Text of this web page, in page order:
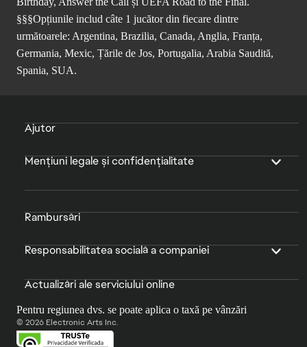
§§§Opțiunile includ câte 1 jucător din fiecare dintre
următoarele: Argentina, Brazilia, Canada, Anglia, Franța,
Germania, Mexic, Țările de Jos, Portugalia, Arabia Saudită,
Spania, SUA.
Ajutor
Mențiuni legale și confidențialitate
Rambursări
Responsabilitatea socială a companiei
Actualizări ale serviciului online
Pentru regiunea dvs. se poate aplica o taxă pe vânzări
© 2026 Electronic Arts Inc.